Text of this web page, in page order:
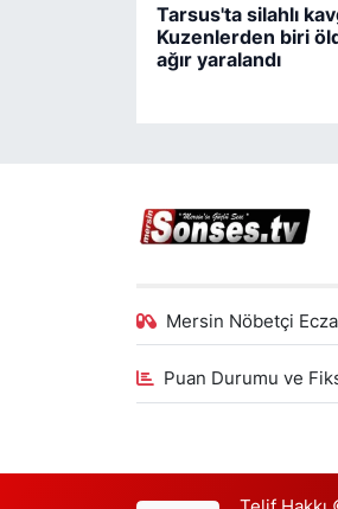
Tarsus'ta silahlı
Kuzenlerden biri
ağır yaralandı
Mersin Nöbetçi
Puan Durumu ve